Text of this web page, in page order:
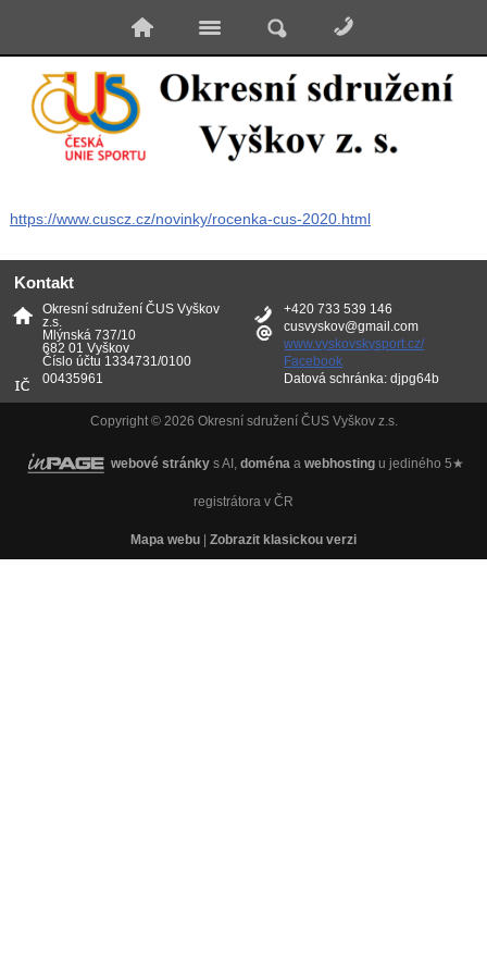
https://www.cuscz.cz/novinky/rocenka-cus-2020.html
Kontakt
Okresní sdružení ČUS Vyškov
z.s.
Mlýnská 737/10
682 01 Vyškov
Číslo účtu 1334731/0100
00435961
+420 733 539 146
cusvyskov@gmail.com
www.vyskovskysport.cz/
Facebook
Datová schránka: djpg64b
Copyright © 2026 Okresní sdružení ČUS Vyškov z.s.
webové stránky s AI, doména a webhosting u jediného 5★
registrátora v ČR
Mapa webu Zobrazit klasickou verzi